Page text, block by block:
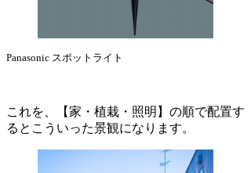
Panasonic スポットライト
これを、【家・植栽・照明】の順で配置す
るとこういった景観になります。